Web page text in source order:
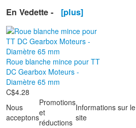
En Vedette - [plus]
Roue blanche mince pour TT
DC Gearbox Moteurs -
Diamètre 65 mm
C$4.28
Nous
acceptons
Promotions
et
réductions
Informations sur le
site